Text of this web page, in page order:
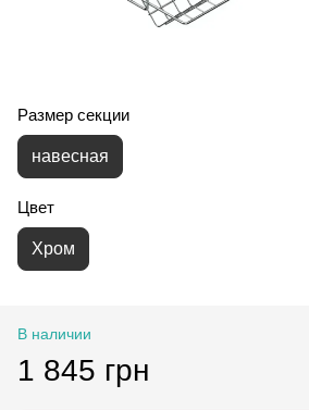
Размер секции
навесная
Цвет
Хром
В наличии
1 845 грн